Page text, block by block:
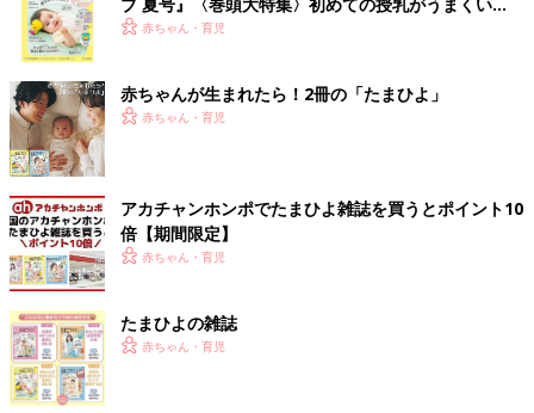
く！ おっぱい・ミルクの基本と夏のトラブル 解決テ
赤ちゃん・育児
赤ちゃんが生まれたら！2冊の「たまひよ」
赤ちゃん・育児
アカチャンホンポでたまひよ雑誌を買うとポイント10
倍【期間限定】
赤ちゃん・育児
たまひよの雑誌
赤ちゃん・育児